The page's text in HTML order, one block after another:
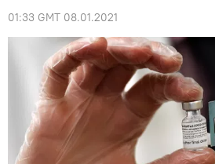
01:33 GMT 08.01.2021